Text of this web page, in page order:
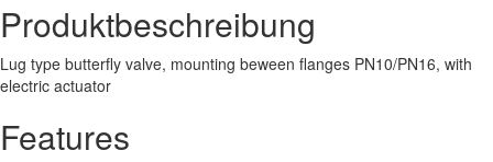
Produktbeschreibung
Lug type butterfly valve, mounting beween flanges PN10/PN16, with
electric actuator
Features